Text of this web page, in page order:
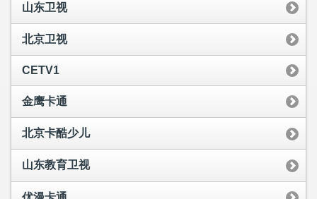
山东卫视
北京卫视
CETV1
金鹰卡通
北京卡酷少儿
山东教育卫视